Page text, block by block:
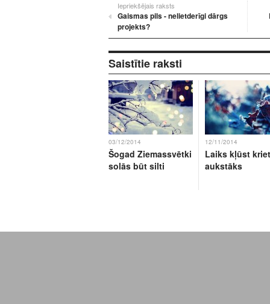
Iepriekšējais raksts
Gaismas pils - nelietderīgi dārgs
projekts?
Saistītie raksti
03/12/2014
Šogad Ziemassvētki
solās būt silti
12/11/2014
Laiks kļūst
aukstāks